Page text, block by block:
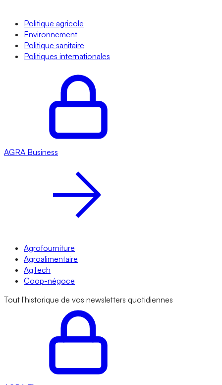
Politique agricole
Environnement
Politique sanitaire
Politiques internationales
AGRA Business
Agrofourniture
Agroalimentaire
AgTech
Coop-négoce
Tout l'historique de vos newsletters quotidiennes